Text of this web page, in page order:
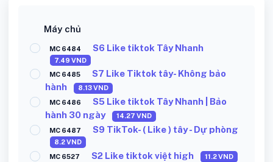
Máy chủ
MC 6484 S6 Like tiktok Tây Nhanh
7.49 VND
MC 6485
S7 Like Tiktok tây- Không bảo
hành
8.13VND
MC 6486
S5 Like tiktok Tây Nhanh | Bảo
hành 30 ngày
14.27 VND
MC 6487
S9 TikTok- ( Like ) tây - Dự phòng
8.2VND
MC 6527
S2 Like tiktok việt high 11.2VND